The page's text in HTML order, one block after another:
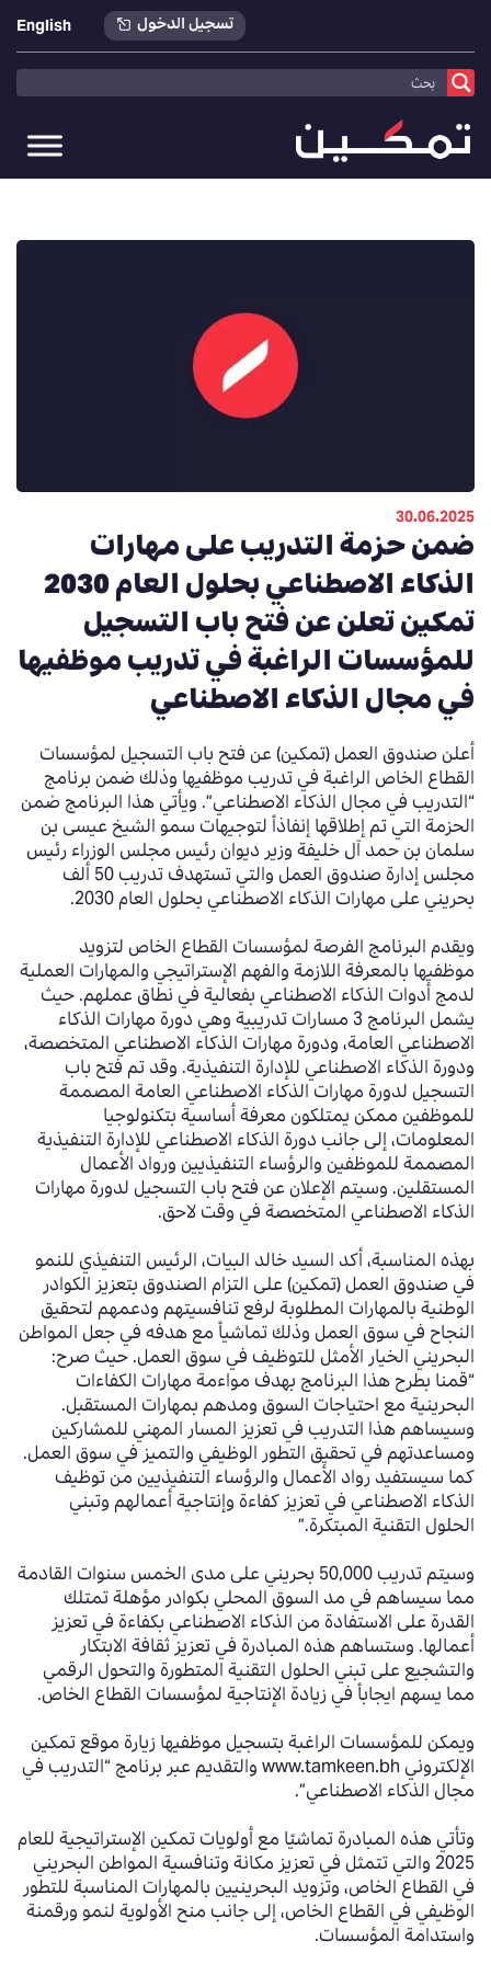
تسجيل الدخول English
تمكين>أخبارنا>
30.06.2025
ضمن حزمة التدريب على مهارات
الذكاء الاصطناعي بحلول العام 2030
تمكين تعلن عن فتح باب التسجيل
للمؤسسات الراغبة في تدريب موظفيها
في مجال الذكاء الاصطناعي
أعلن صندوق العمل (تمكين) عن فتح باب التسجيل لمؤسسات
القطاع الخاص الراغبة في تدريب موظفيها وذلك ضمن برنامج
“التدريب في مجال الذكاء الاصطناعي”. ويأتي هذا البرنامج ضمن
الحزمة التي تم إطلاقها إنفاذاً لتوجيهات سمو الشيخ عيسى بن
سلمان بن حمد آل خليفة وزير ديوان رئيس مجلس الوزراء رئيس
مجلس إدارة صندوق العمل والتي تستهدف تدريب 50 ألف
بحريني على مهارات الذكاء الاصطناعي بحلول العام 2030.
ويقدم البرنامج الفرصة لمؤسسات القطاع الخاص لتزويد
موظفيها بالمعرفة اللازمة والفهم الإستراتيجي والمهارات العملية
لدمج أدوات الذكاء الاصطناعي بفعالية في نطاق عملهم. حيث
يشمل البرنامج 3 مسارات تدريبية وهي دورة مهارات الذكاء
الاصطناعي العامة، ودورة مهارات الذكاء الاصطناعي المتخصصة،
ودورة الذكاء الاصطناعي للإدارة التنفيذية. وقد تم فتح باب
التسجيل لدورة مهارات الذكاء الاصطناعي العامة المصممة
للموظفين ممكن يمتلكون معرفة أساسية بتكنولوجيا
المعلومات، إلى جانب دورة الذكاء الاصطناعي للإدارة التنفيذية
المصممة للموظفين والرؤساء التنفيذيين ورواد الأعمال
المستقلين. وسيتم الإعلان عن فتح باب التسجيل لدورة مهارات
الذكاء الاصطناعي المتخصصة في وقت لاحق.
بهذه المناسبة، أكد السيد خالد البيات، الرئيس التنفيذي للنمو
في صندوق العمل (تمكين) على التزام الصندوق بتعزيز الكوادر
الوطنية بالمهارات المطلوبة لرفع تنافسيتهم ودعمهم لتحقيق
النجاح في سوق العمل وذلك تماشياً مع هدفه في جعل المواطن
البحريني الخيار الأمثل للتوظيف في سوق العمل. حيث صرح:
“قمنا بطرح هذا البرنامج بهدف مواءمة مهارات الكفاءات
البحرينية مع احتياجات السوق ومدهم بمهارات المستقبل.
وسيساهم هذا التدريب في تعزيز المسار المهني للمشاركين
ومساعدتهم في تحقيق التطور الوظيفي والتميز في سوق العمل.
كما سيستفيد رواد الأعمال والرؤساء التنفيذيين من توظيف
الذكاء الاصطناعي في تعزيز كفاءة وإنتاجية أعمالهم وتبني
الحلول التقنية المبتكرة.”
وسيتم تدريب 50,000 بحريني على مدى الخمس سنوات القادمة
مما سيساهم في مد السوق المحلي بكوادر مؤهلة تمتلك
القدرة على الاستفادة من الذكاء الاصطناعي بكفاءة في تعزيز
أعمالها. وستساهم هذه المبادرة في تعزيز ثقافة الابتكار
والتشجيع على تبني الحلول التقنية المتطورة والتحول الرقمي
مما يسهم ايجاباً في زيادة الإنتاجية لمؤسسات القطاع الخاص.
ويمكن للمؤسسات الراغبة بتسجيل موظفيها زيارة موقع تمكين
الإلكتروني www.tamkeen.bh والتقديم عبر برنامج “التدريب في
مجال الذكاء الاصطناعي”.
وتأتي هذه المبادرة تماشيًا مع أولويات تمكين الإستراتيجية للعام
2025 والتي تتمثل في تعزيز مكانة وتنافسية المواطن البحريني
في القطاع الخاص، وتزويد البحرينيين بالمهارات المناسبة للتطور
الوظيفي في القطاع الخاص، إلى جانب منح الأولوية لنمو ورقمنة
واستدامة المؤسسات.